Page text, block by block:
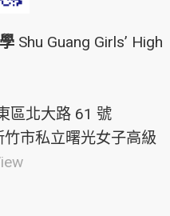
Shu Guang Girls’ High
區北大路 61 號
竹市私立曙光女子高級